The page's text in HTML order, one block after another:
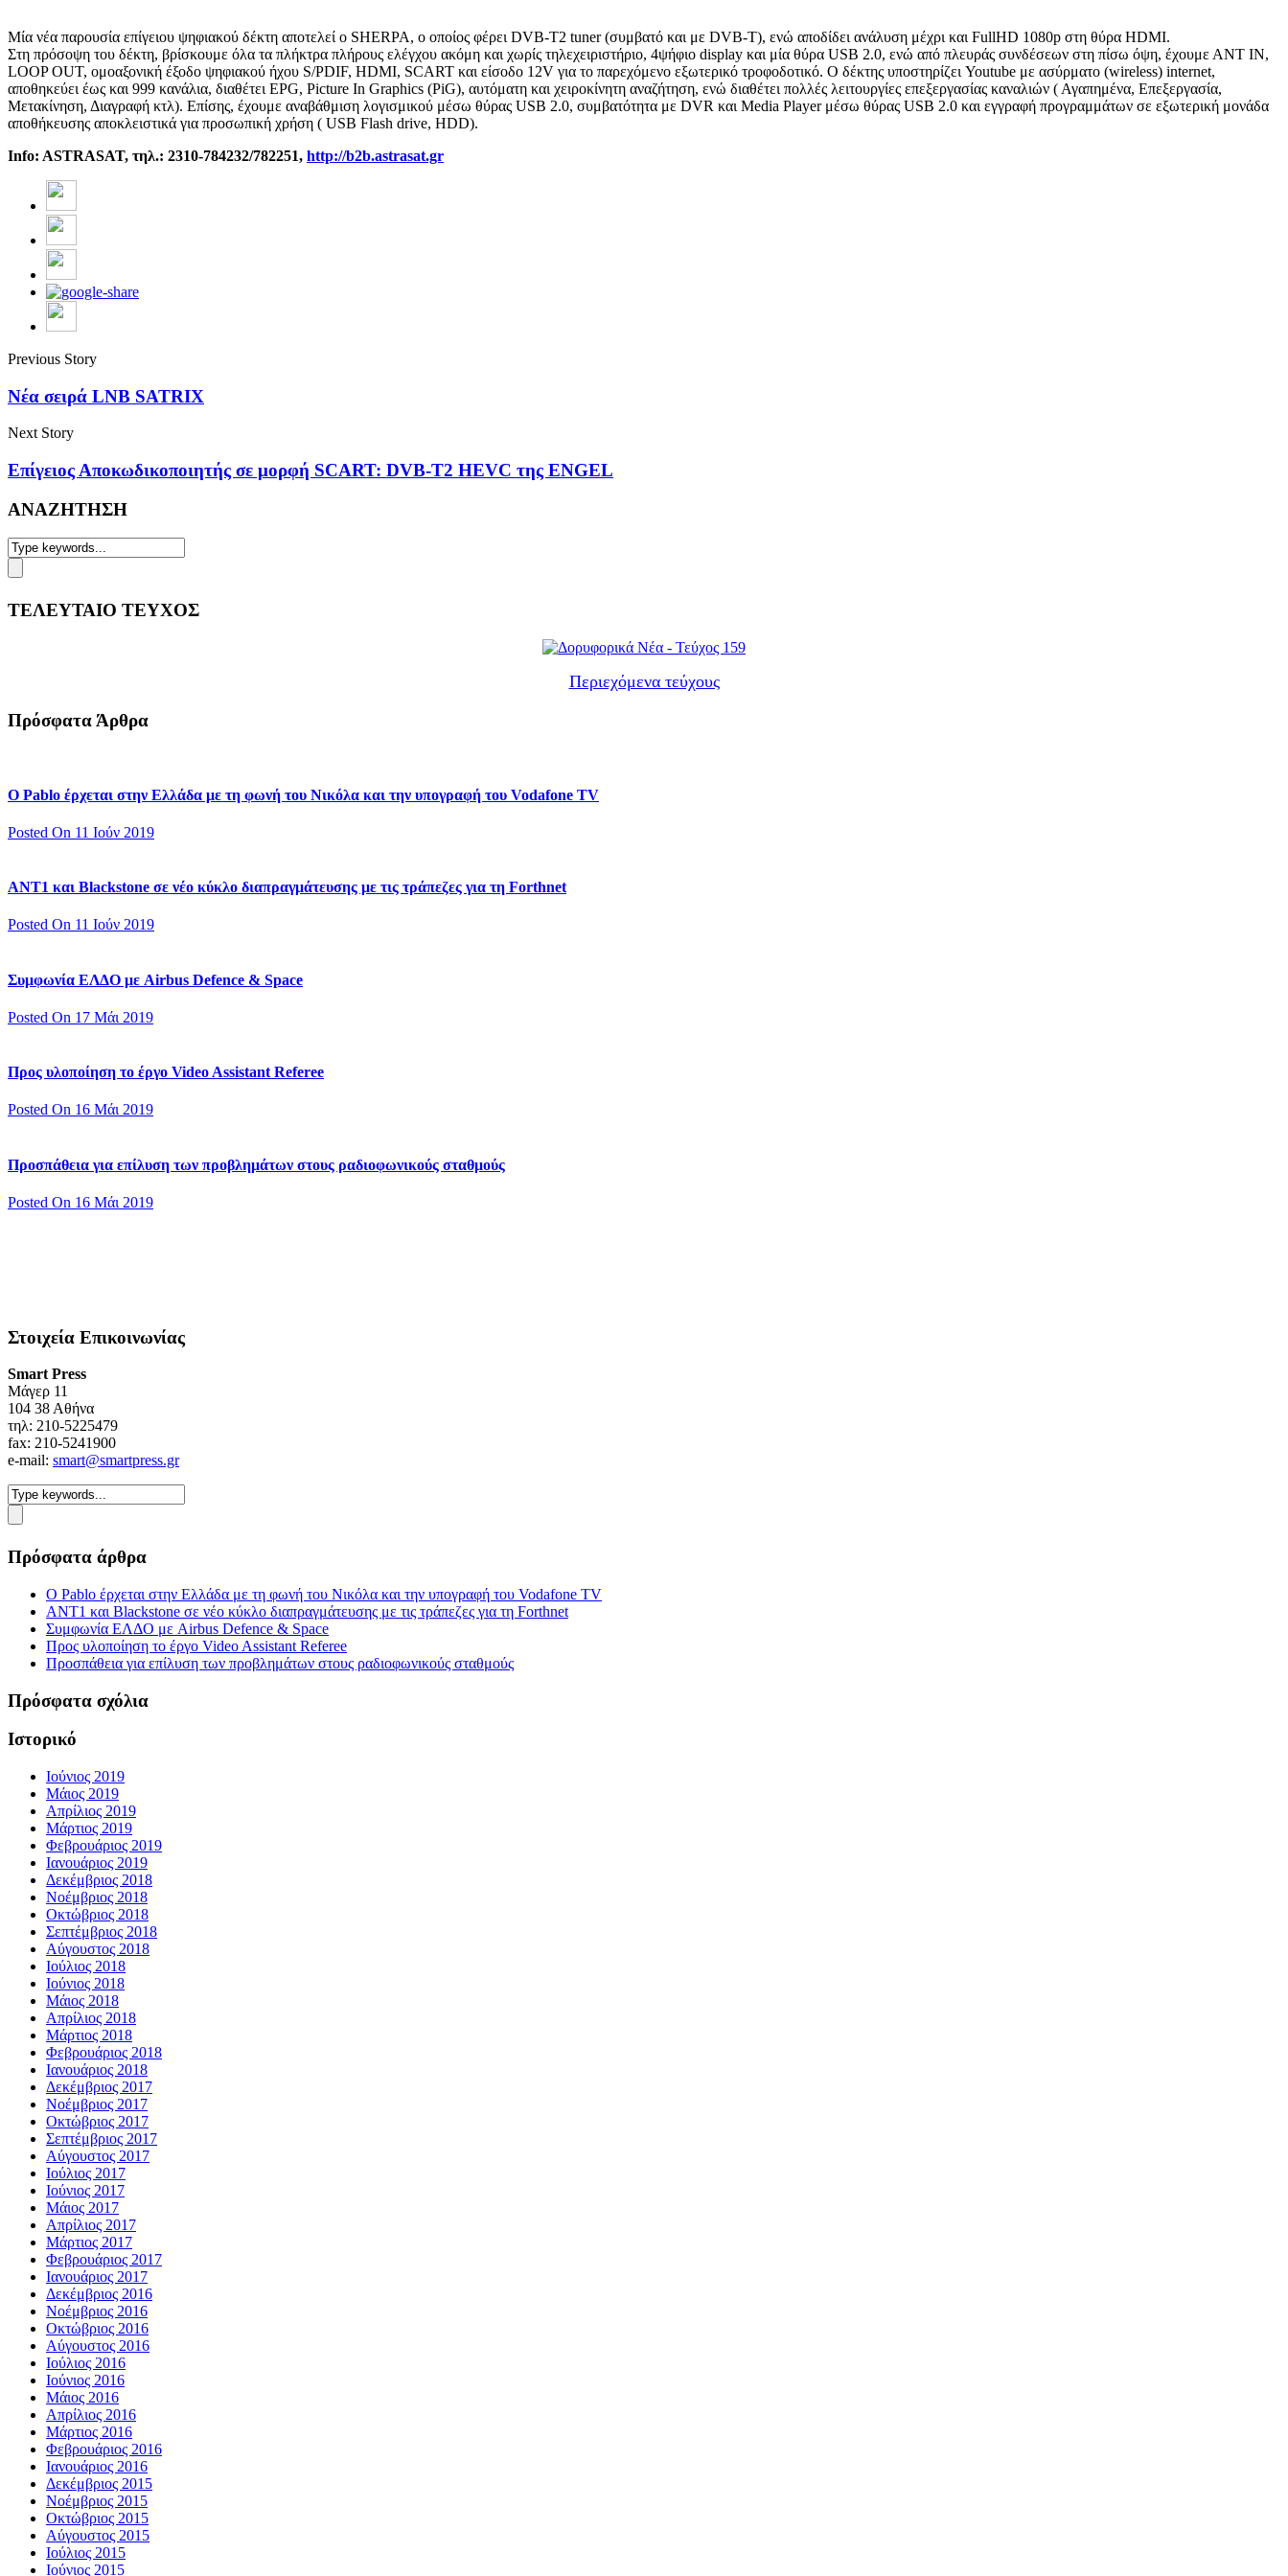
Μία νέα παρουσία επίγειου ψηφιακού δέκτη αποτελεί ο SHERPA, ο οποίος φέρει DVB-T2 tuner (συμβατό και με DVB-T), ενώ αποδίδει ανάλυση μέχρι και FullHD 1080p στη θύρα HDMI.
Στη πρόσοψη του δέκτη, βρίσκουμε όλα τα πλήκτρα πλήρους ελέγχου ακόμη και χωρίς τηλεχειριστήριο, 4ψήφιο display και μία θύρα USB 2.0, ενώ από πλευράς συνδέσεων στη πίσω όψη, έχουμε ΑΝΤ ΙΝ,
LOOP OUT, ομοαξονική έξοδο ψηφιακού ήχου S/PDIF, HDMI, SCART και είσοδο 12V για το παρεχόμενο εξωτερικό τροφοδοτικό. Ο δέκτης υποστηρίζει Youtube με ασύρματο (wireless) internet,
αποθηκεύει έως και 999 κανάλια, διαθέτει EPG, Picture In Graphics (PiG), αυτόματη και χειροκίνητη αναζήτηση, ενώ διαθέτει πολλές λειτουργίες επεξεργασίας καναλιών ( Αγαπημένα, Επεξεργασία,
Μετακίνηση, Διαγραφή κτλ). Επίσης, έχουμε αναβάθμιση λογισμικού μέσω θύρας USB 2.0, συμβατότητα με DVR και Media Player μέσω θύρας USB 2.0 και εγγραφή προγραμμάτων σε εξωτερική μονάδα
αποθήκευσης αποκλειστικά για προσωπική χρήση ( USB Flash drive, HDD).
Info: ASTRASAT, τηλ.: 2310-784232/782251, http://b2b.astrasat.gr
Previous Story
Νέα σειρά LNB SATRIX
Next Story
Επίγειος Αποκωδικοποιητής σε μορφή SCART: DVB-T2 HEVC της ENGEL
ΑΝΑΖΗΤΗΣΗ
ΤΕΛΕΥΤΑΙΟ ΤΕΥΧΟΣ
Περιεχόμενα τεύχους
Πρόσφατα Άρθρα
Ο Pablo έρχεται στην Ελλάδα με τη φωνή του Νικόλα και την υπογραφή του Vodafone TV
Posted On 11 Ιούν 2019
ΑΝΤ1 και Blackstone σε νέο κύκλο διαπραγμάτευσης με τις τράπεζες για τη Forthnet
Posted On 11 Ιούν 2019
Συμφωνία ΕΛΔΟ με Airbus Defence & Space
Posted On 17 Μάι 2019
Προς υλοποίηση το έργο Video Assistant Referee
Posted On 16 Μάι 2019
Προσπάθεια για επίλυση των προβλημάτων στους ραδιοφωνικούς σταθμούς
Posted On 16 Μάι 2019
Στοιχεία Επικοινωνίας
Smart Press
Mάγερ 11
104 38 Αθήνα
τηλ: 210-5225479
fax: 210-5241900
e-mail: smart@smartpress.gr
Πρόσφατα άρθρα
Ο Pablo έρχεται στην Ελλάδα με τη φωνή του Νικόλα και την υπογραφή του Vodafone TV
ΑΝΤ1 και Blackstone σε νέο κύκλο διαπραγμάτευσης με τις τράπεζες για τη Forthnet
Συμφωνία ΕΛΔΟ με Airbus Defence & Space
Προς υλοποίηση το έργο Video Assistant Referee
Προσπάθεια για επίλυση των προβλημάτων στους ραδιοφωνικούς σταθμούς
Πρόσφατα σχόλια
Ιστορικό
Ιούνιος 2019
Μάιος 2019
Απρίλιος 2019
Μάρτιος 2019
Φεβρουάριος 2019
Ιανουάριος 2019
Δεκέμβριος 2018
Νοέμβριος 2018
Οκτώβριος 2018
Σεπτέμβριος 2018
Αύγουστος 2018
Ιούλιος 2018
Ιούνιος 2018
Μάιος 2018
Απρίλιος 2018
Μάρτιος 2018
Φεβρουάριος 2018
Ιανουάριος 2018
Δεκέμβριος 2017
Νοέμβριος 2017
Οκτώβριος 2017
Σεπτέμβριος 2017
Αύγουστος 2017
Ιούλιος 2017
Ιούνιος 2017
Μάιος 2017
Απρίλιος 2017
Μάρτιος 2017
Φεβρουάριος 2017
Ιανουάριος 2017
Δεκέμβριος 2016
Νοέμβριος 2016
Οκτώβριος 2016
Αύγουστος 2016
Ιούλιος 2016
Ιούνιος 2016
Μάιος 2016
Απρίλιος 2016
Μάρτιος 2016
Φεβρουάριος 2016
Ιανουάριος 2016
Δεκέμβριος 2015
Νοέμβριος 2015
Οκτώβριος 2015
Αύγουστος 2015
Ιούλιος 2015
Ιούνιος 2015